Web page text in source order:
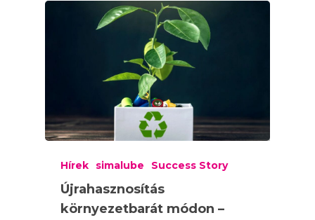
Hírek simalube Success Story
Újrahasznosítás
környezetbarát módon –
SIMALUBE
KENŐRENDSZER
SIMALUBE 15 ML
SIMALUBE
SIMALUBE
AUTOMATA
KIEGÉSZÍTŐK
SIMATOOL
HÍREK